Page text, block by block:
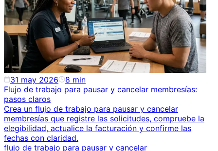
31 may 2026 8 min
Flujo de trabajo para pausar y cancelar membresías:
pasos claros
Crea un flujo de trabajo para pausar y cancelar
membresías que registre las solicitudes, compruebe la
elegibilidad, actualice la facturación y confirme las
fechas con claridad.
flujo de trabajo para pausar y cancelar